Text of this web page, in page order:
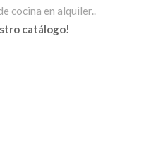
cocina en alquiler..
catálogo!